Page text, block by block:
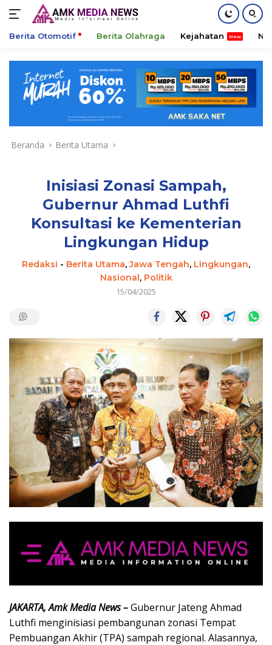
konten
Berita Otomotif Berita Olahraga Kejahatan
Beranda Berita Utama
Inisiasi Zonasi Sampah,
Gubernur Ahmad Luthfi
Konsultasi ke Kementerian
Lingkungan Hidup
Redaksi - Berita Utama,Jawa Tengah, Lingkungan,
Nasional, Politik
15/04/2025
JAKARTA, Amk Media News –Gubernur Jateng Ahmad
Luthfi menginisiasi pembangunan zonasi Tempat
Pembuangan Akhir (TPA) sampah regional. Alasannya,